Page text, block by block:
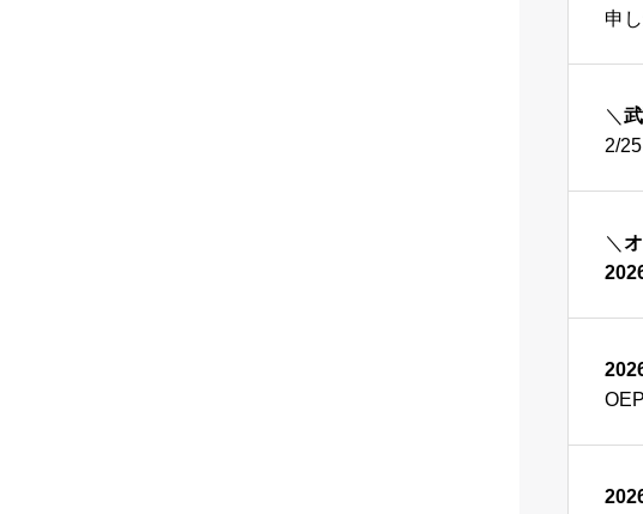
申
＼
2/
＼